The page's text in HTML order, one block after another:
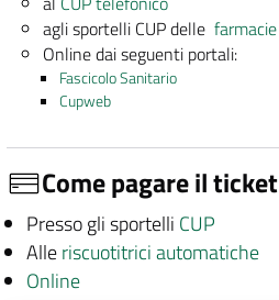
agli sportelli CUP dellefarmacie
Online dai seguenti portali:
Fascicolo Sanitario
Cupweb
Come pagare il ticket
Presso gli sportelli CUP
Alleriscuotitrici automatiche
Online